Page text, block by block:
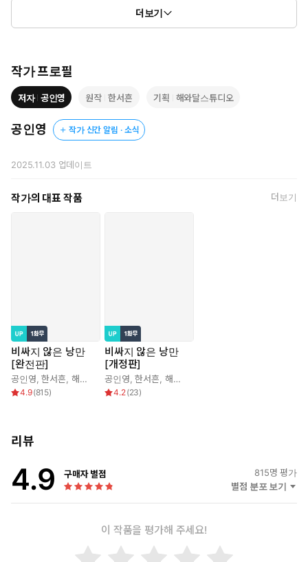
“나도 예쁜 사람 좋아하니까. 그리고…….”
소리로 속삭였다.
“나 X나 잘해.”
더보기
작가 프로필
저자 공인영 원작 한서흔 기획 해와달스튜디오
공인영 작가 신간 알림 · 소식
2025.11.03업데이트
작가의 대표 작품 더보기
비싸지 않은 낭만
[완전판]
공인영 ,한서흔 해와달스튜디오
4.9(815)
비싸지 않은 낭만
[개정판]
공인영 ,한서흔 해와달스튜디오
4.2(23)
리뷰
4.9 구매자 별점 815명 평가
별점 분포 보기
이 작품을 평가해 주세요!